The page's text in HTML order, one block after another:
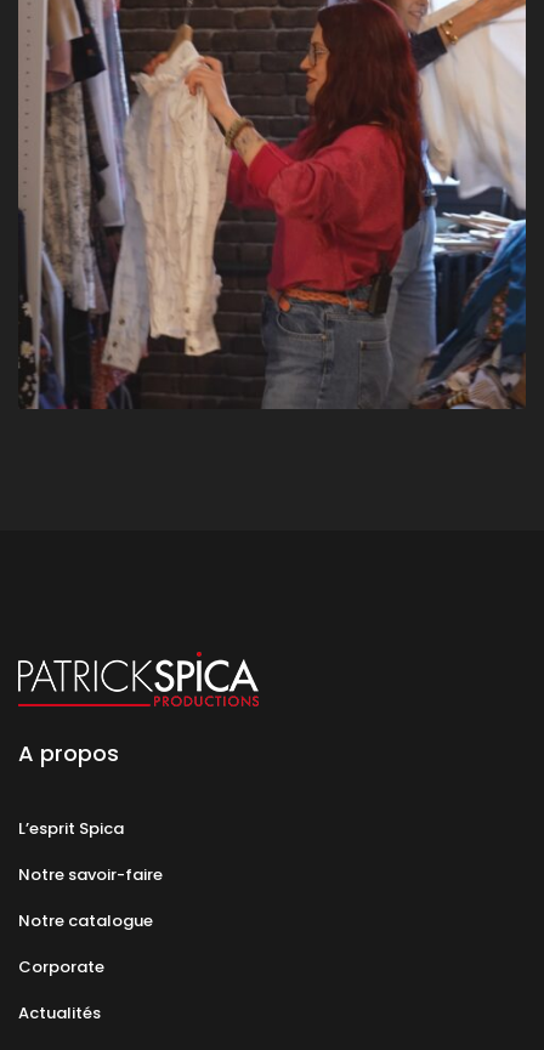
A propos
L’esprit Spica
Notre savoir-faire
Notre catalogue
Corporate
Actualités